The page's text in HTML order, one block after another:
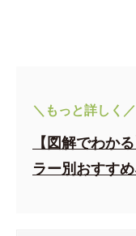
＼もっと詳しく／
【図解でわか
ラー別おすす